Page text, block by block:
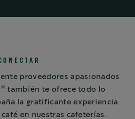
proveedores apasionados
® también te ofrece todo lo
la gratificante experiencia
en nuestras cafeterías.